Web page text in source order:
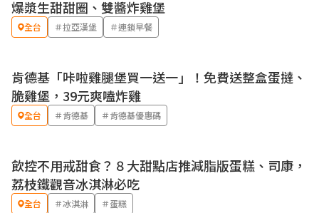
優惠
爆漿生甜甜圈、雙醬炸雞堡
全台 ＃拉亞漢堡 ＃連鎖早餐
優惠
肯德基「咔啦雞腿堡買一送一」！免費送整盒蛋撻、
脆雞堡，39元爽嗑炸雞
全台 ＃肯德基 ＃肯德基優惠碼
飲控不用戒甜食？８大甜點店推減脂版蛋糕、司康，
荔枝鐵觀音冰淇淋必吃
全台 ＃冰淇淋 ＃蛋糕